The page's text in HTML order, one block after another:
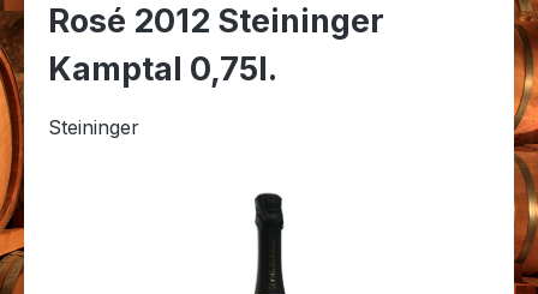
Rosé 2012 Steininger
Kamptal 0,75l.
Steininger
Bildergalerie überspringen